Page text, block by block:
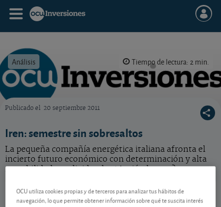
Análisis Tiempo de lectura: 2 min.
Publicado el 20 septiembre 2011
Iren: semestre sin sobresaltos
La pequeña compañía energética italiana afronta el
incierto futuro económico con determinación y alta
rentabilidad por dividendo. ¿Acción barata?
Iren
IT0003027817
2,552 EUR
OCU utiliza cookies propias y de terceros para analizar tus hábitos de
navegación, lo que permite obtener información sobre qué te suscita interés